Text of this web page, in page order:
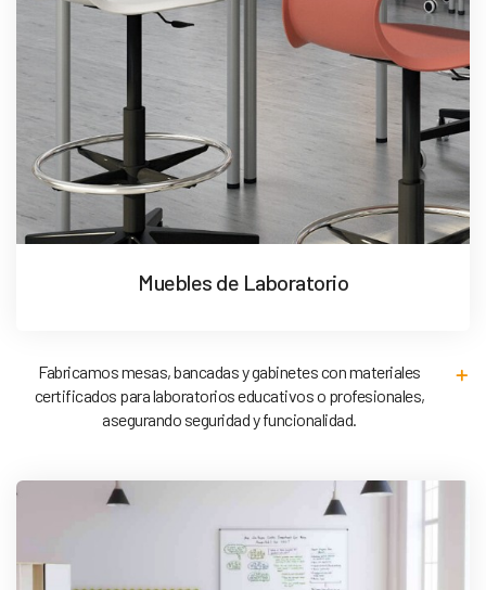
Muebles de Laboratorio
Fabricamos mesas, bancadas y gabinetes con materiales
certificados para laboratorios educativos o profesionales,
asegurando seguridad y funcionalidad.